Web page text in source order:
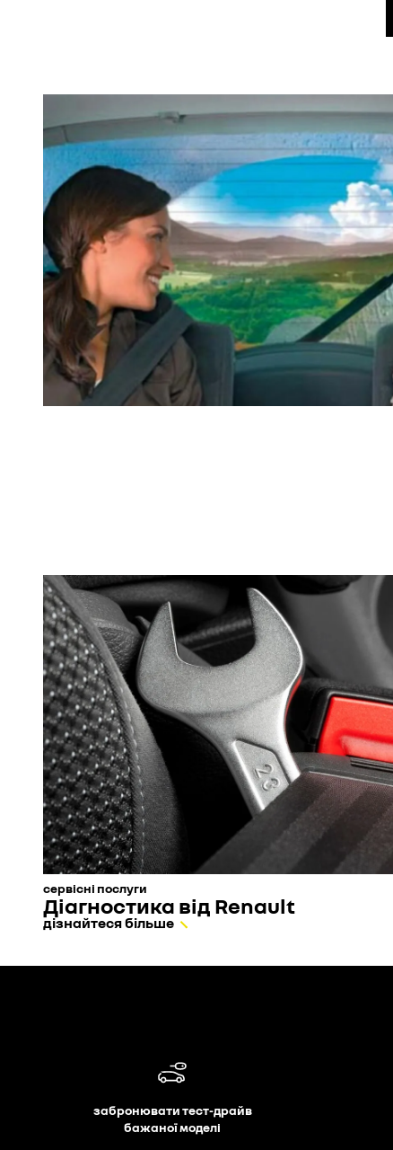
сервісні послуги
Діагностика від Renault
дізнайтеся більше
забронювати тест-драйв
бажаної моделі